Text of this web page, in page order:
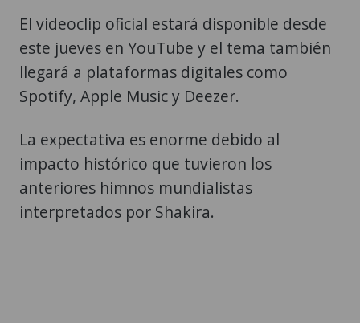
El videoclip oficial estará disponible desde
este jueves en YouTube y el tema también
llegará a plataformas digitales como
Spotify, Apple Music y Deezer.
La expectativa es enorme debido al
impacto histórico que tuvieron los
anteriores himnos mundialistas
interpretados por Shakira.